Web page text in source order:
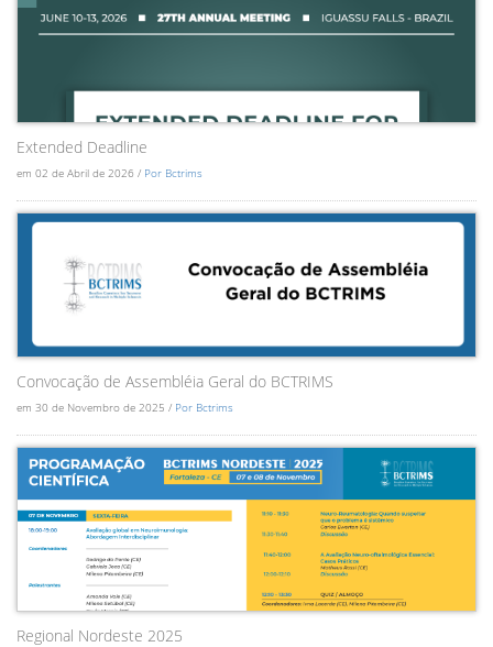
Extended Deadline
em 02 de Abril de 2026 / Por Bctrims
Convocação de Assembléia Geral do BCTRIMS
em 30 de Novembro de 2025 / Por Bctrims
Regional Nordeste 2025